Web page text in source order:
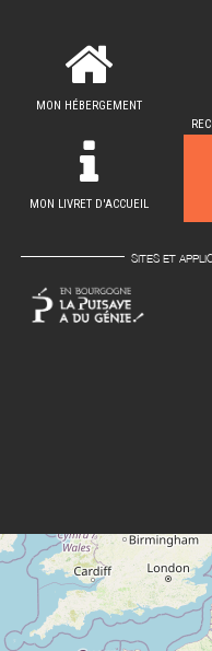
MON HÉBERGEMENT
MON LIVRET D'ACCUEIL
SITES ET